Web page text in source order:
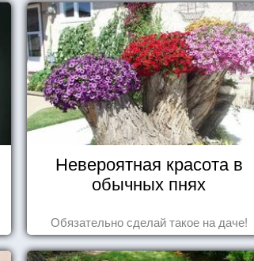
Невероятная красота в
обычных пнях
Обязательно сделай такое на даче!